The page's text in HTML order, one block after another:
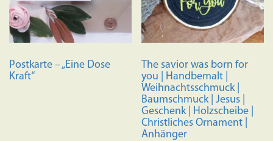
Postkarte – „Eine Dose
Kraft“
The savior was born for
you | Handbemalt |
Weihnachtsschmuck |
Baumschmuck | Jesus |
Geschenk | Holzscheibe |
Christliches Ornament |
Anhänger